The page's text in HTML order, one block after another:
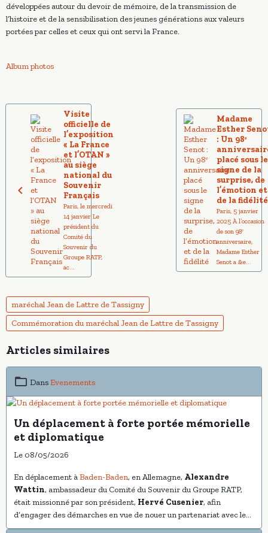
développées autour du devoir de mémoire, de la transmission de
l’histoire et de la sensibilisation des jeunes générations aux valeurs
portées par celles et ceux qui ont servi la France.
Album photos
Visite
officielle de
l’exposition
« La France
et l’OTAN »
au siège
national du
Souvenir
Français
Paris, le mercredi
14 janvier Le
président du
Comité du
Souvenir du
Groupe RATP,
ac...
Madame
Esther
: Un 98ᵉ
placé sous le
signe de la
surprise, de
l’émotion et
de la fidélité
Paris, 5 janvier
2025 À l’occasion
de son 98ᵉ
anniversaire,
Madame Esther
Senot a &e...
maréchal Jean de Lattre de Tassigny
Commémoration du maréchal Jean de Lattre de Tassigny
Articles similaires
DansEvenements
Un déplacement à forte portée mémorielle
et diplomatique
Le 08/05/2026
En déplacement àBaden-Baden, en Allemagne, Alexandre
Wattin, ambassadeur du Comité du Souvenir du Groupe RATP,
était missionné par son président, Hervé Cusenier, afin
d’engager des démarches en vue de nouer un partenariat avec les
autorités franco-allemandes et de travailler à l’élaboration de